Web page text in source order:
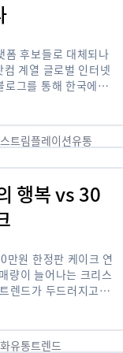
폼 후보들로 대체되나
계열 글로벌 인터넷
로그를 통해 한국에서
스트림플레이션유통
행복 vs 30
원 한정판 케이크 연
량이 늘어나는 크리스
렌드가 두드러지고 있
유통트렌드